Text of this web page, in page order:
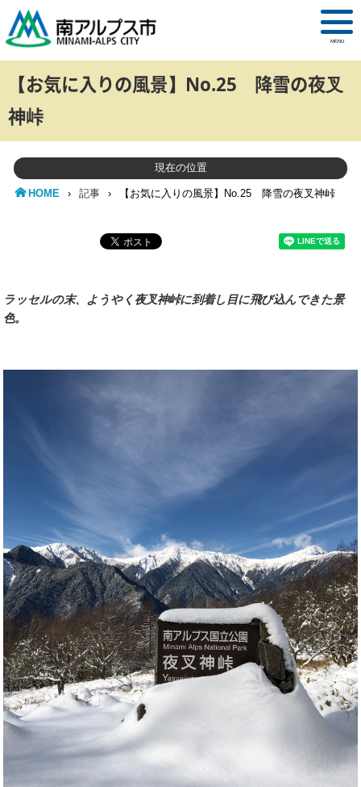
MENU
【お気に入りの風景】No.25 降雪の夜叉
神峠
現在の位置
HOME › 記事 › 【お気に入りの風景】No.25 降雪の夜叉神峠
ラッセルの末、ようやく夜叉神峠に到着し目に飛び込んできた景
色。